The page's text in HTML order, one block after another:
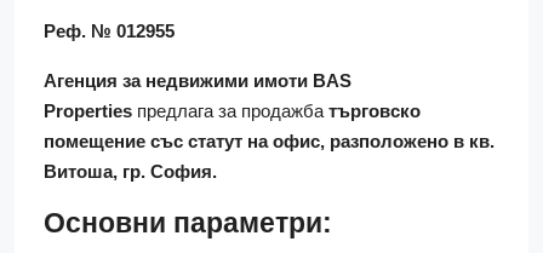
Реф. № 012955
Агенция за недвижими имоти BAS
Properties предлага за продажба търговско
помещение със статут на офис, разположено в кв.
Витоша, гр. София.
Основни параметри: